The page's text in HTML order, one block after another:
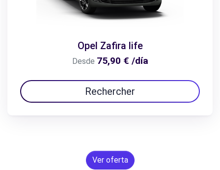
Opel Zafira life
Desde 75,90 € /día
Rechercher
Ver oferta